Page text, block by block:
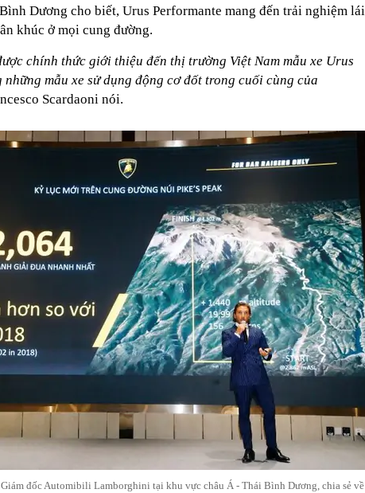
Dương cho biết, Urus Performante mang đến trải nghiệm lái
khúc ở mọi cung đường.
chính thức giới thiệu đến thị trường Việt Nam mẫu xe Urus
mẫu xe sử dụng động cơ đốt trong cuối cùng của
Scardaoni nói.
Giám đốc Automibili Lamborghini tại khu vực châu Á - Thái Bình Dương, chia sẻ về